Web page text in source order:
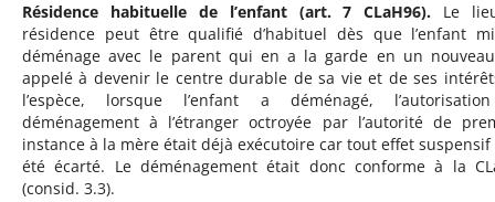
Résidence habituelle de l’enfant (art. 7 CLaH96). Le
résidence peut être qualifié d’habituel dès que l’enfant
déménage avec le parent qui en a la garde en un
appelé à devenir le centre durable de sa vie et de ses
l’espèce, lorsque l’enfant a déménagé,
déménagement à l’étranger octroyée par l’autorité de
instance à la mère était déjà exécutoire car tout effet suspensif
été écarté. Le déménagement était donc conforme à la
(consid. 3.3).